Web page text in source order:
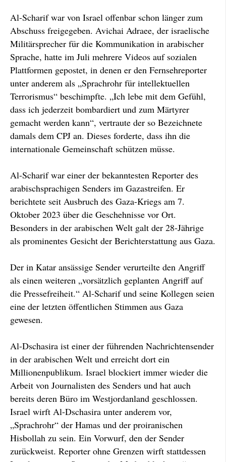
Al-Scharif war von Israel offenbar schon länger zum
Abschuss freigegeben. Avichai Adraee, der israelische
Militärsprecher für die Kommunikation in arabischer
Sprache, hatte im Juli mehrere Videos auf sozialen
Plattformen gepostet, in denen er den Fernsehreporter
unter anderem als „Sprachrohr für intellektuellen
Terrorismus“ beschimpfte. „Ich lebe mit dem Gefühl,
dass ich jederzeit bombardiert und zum Märtyrer
gemacht werden kann“, vertraute der so Bezeichnete
damals dem CPJ an. Dieses forderte, dass ihn die
internationale Gemeinschaft schützen müsse.
Al-Scharif war einer der bekanntesten Reporter des
arabischsprachigen Senders im Gazastreifen. Er
berichtete seit Ausbruch des Gaza-Kriegs am 7.
Oktober 2023 über die Geschehnisse vor Ort.
Besonders in der arabischen Welt galt der 28-Jährige
als prominentes Gesicht der Berichterstattung aus Gaza.
Der in Katar ansässige Sender verurteilte den Angriff
als einen weiteren „vorsätzlich geplanten Angriff auf
die Pressefreiheit.“ Al-Scharif und seine Kollegen seien
eine der letzten öffentlichen Stimmen aus Gaza
gewesen.
Al-Dschasira ist einer der führenden Nachrichtensender
in der arabischen Welt und erreicht dort ein
Millionenpublikum. Israel blockiert immer wieder die
Arbeit von Journalisten des Senders und hat auch
bereits deren Büro im Westjordanland geschlossen.
Israel wirft Al-Dschasira unter anderem vor,
„Sprachrohr“ der Hamas und der proiranischen
Hisbollah zu sein. Ein Vorwurf, den der Sender
zurückweist. Reporter ohne Grenzen wirft stattdessen